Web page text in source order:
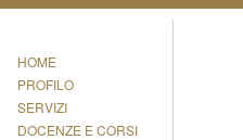
HOME
PROFILO
SERVIZI
DOCENZE E CORSI